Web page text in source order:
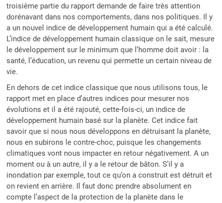
troisième partie du rapport demande de faire très attention
dorénavant dans nos comportements, dans nos politiques. Il y
a un nouvel indice de développement humain qui a été calculé.
L’indice de développement humain classique on le sait, mesure
le développement sur le minimum que l’homme doit avoir : la
santé, l’éducation, un revenu qui permette un certain niveau de
vie.
En dehors de cet indice classique que nous utilisons tous, le
rapport met en place d’autres indices pour mesurer nos
évolutions et il a été rajouté, cette-fois-ci, un indice de
développement humain basé sur la planète. Cet indice fait
savoir que si nous nous développons en détruisant la planète,
nous en subirons le contre-choc, puisque les changements
climatiques vont nous impacter en retour négativement. A un
moment ou à un autre, il y a le retour de bâton. S’il y a
inondation par exemple, tout ce qu’on a construit est détruit et
on revient en arrière. Il faut donc prendre absolument en
compte l’aspect de la protection de la planète dans le